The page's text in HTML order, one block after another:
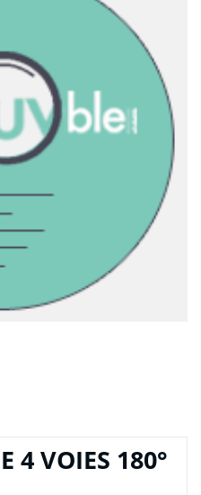
4 VOIES 180°